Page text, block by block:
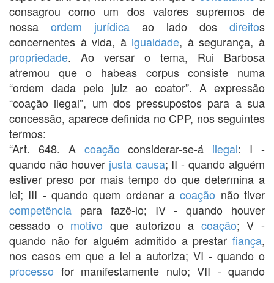
consagrou como um dos valores supremos de
nossa ordem jurídica ao lado dos direitos
concernentes à vida, à igualdade, à segurança, à
propriedade. Ao versar o tema, Rui Barbosa
atremou que o habeas corpus consiste numa
“ordem dada pelo juiz ao coator”. A expressão
“coação ilegal”, um dos pressupostos para a sua
concessão, aparece definida no CPP, nos seguintes
termos:
“Art. 648. A coação considerar-se-á ilegal: I -
quando não houver justa causa; II - quando alguém
estiver preso por mais tempo do que determina a
lei; III - quando quem ordenar acoação não tiver
competência para fazê-lo; IV - quando houver
cessado o motivo que autorizou a coação; V -
quando não for alguém admitido a prestar fiança,
nos casos em que a lei a autoriza; VI - quando o
processo for manifestamente nulo; VII - quando